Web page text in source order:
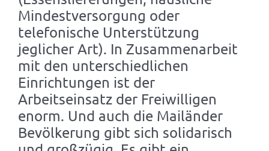
Mindestversorgung oder
telefonische Unterstützung
jeglicher Art). In Zusammenarbeit
mit den unterschiedlichen
Einrichtungen ist der
Arbeitseinsatz der Freiwilligen
enorm. Und auch die Mailänder
Bevölkerung gibt sich solidarisch